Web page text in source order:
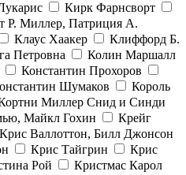
Кирк Фарнсворт
Р. Миллер, Патриция А.
Клаус Хаакер
Клиффорд Б.
Петровна
Колин Маршалл
Константин Прохоров
Шумаков
Король
Миллер Снид и Синди
Майкл Гохин
Крейг
Крис Валлоттон, Билл Джонсон
Крис Тайгрин
Крис
Рой
Кристмас Карол